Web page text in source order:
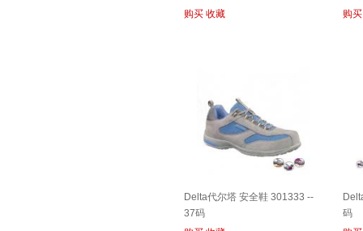
购买 收藏
购买
Delta代尔塔 安全鞋 301333 --
37码
码